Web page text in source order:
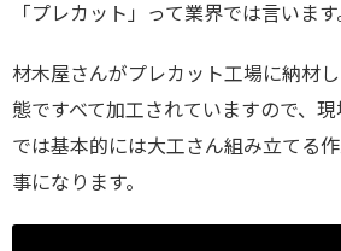
「プレカット」って業界では言います
材木屋さんがプレカット工場に納材
態ですべて加工されていますので、
では基本的には大工さん組み立てる
事になります。